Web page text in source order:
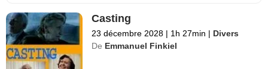
Casting
23 décembre 2028 | 1h 27min | Divers
De Emmanuel Finkiel